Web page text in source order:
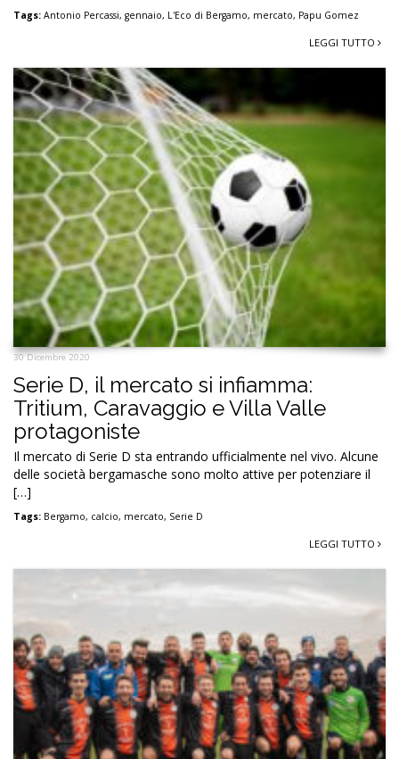
Tags: Antonio Percassi, gennaio, L'Eco di Bergamo, mercato, Papu Gomez
LEGGI TUTTO
30 Dicembre 2020
Serie D, il mercato si infiamma:
Tritium, Caravaggio e Villa Valle
protagoniste
Il mercato di Serie D sta entrando ufficialmente nel vivo. Alcune
delle società bergamasche sono molto attive per potenziare il
[…]
Tags: Bergamo, calcio, mercato, Serie D
LEGGI TUTTO